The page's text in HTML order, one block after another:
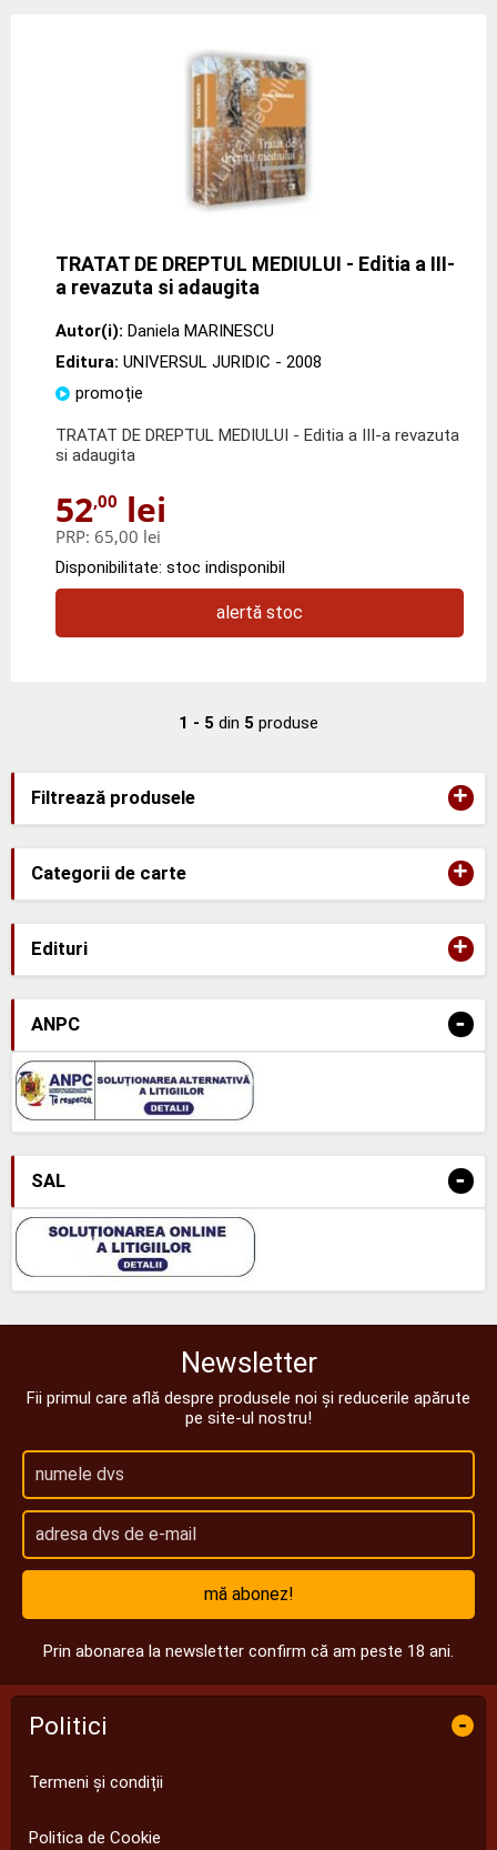
Filtrează produsele +
Categorii de carte +
Edituri +
ANPC -
SAL -
TRATAT DE DREPTUL MEDIULUI - Editia a III-
a revazuta si adaugita
Autor(i): Daniela MARINESCU
Editura: UNIVERSUL JURIDIC - 2008
promoție
TRATAT DE DREPTUL MEDIULUI - Editia a III-a revazuta
si adaugita
52,00 lei
PRP: 65,00 lei
Disponibilitate: stoc indisponibil
alertă stoc
1 - 5 din 5 produse
Newsletter
Fii primul care află despre produsele noi și reducerile apărute
pe site-ul nostru!
mă abonez!
Prin abonarea la newsletter confirm că am peste 18 ani.
Politici -
Termeni și condiții
Politica de Cookie